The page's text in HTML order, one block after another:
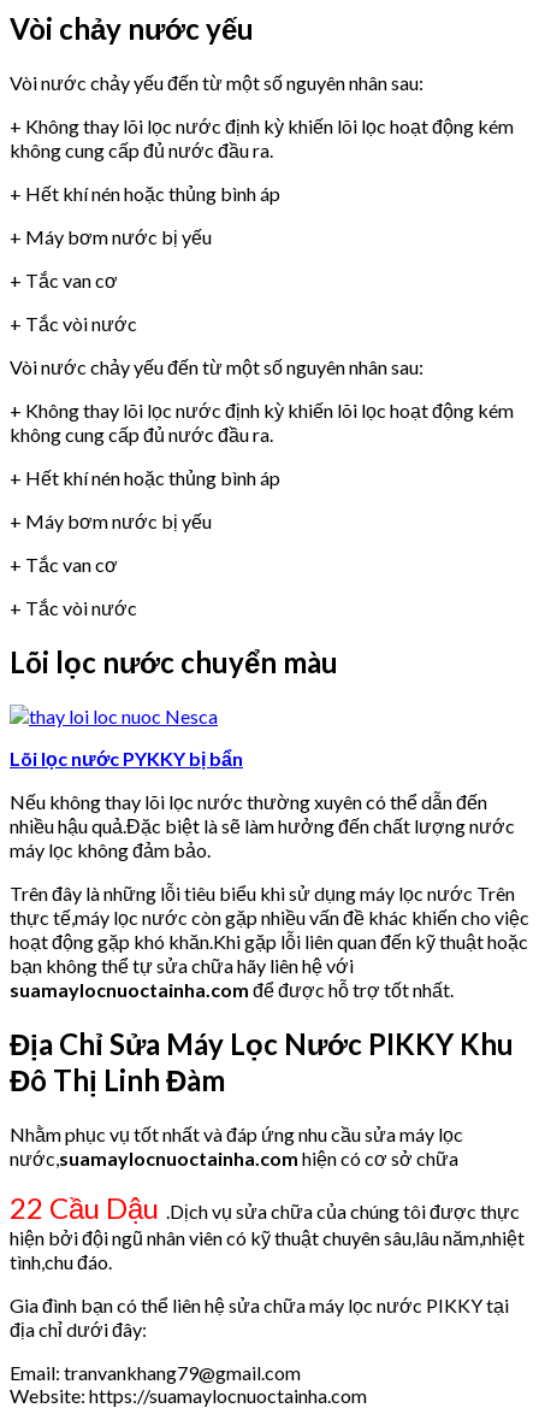
Vòi chảy nước yếu
Vòi nước chảy yếu đến từ một số nguyên nhân sau:
+ Không thay lõi lọc nước định kỳ khiến lõi lọc hoạt động kém
không cung cấp đủ nước đầu ra.
+ Hết khí nén hoặc thủng bình áp
+ Máy bơm nước bị yếu
+ Tắc van cơ
+ Tắc vòi nước
Vòi nước chảy yếu đến từ một số nguyên nhân sau:
+ Không thay lõi lọc nước định kỳ khiến lõi lọc hoạt động kém
không cung cấp đủ nước đầu ra.
+ Hết khí nén hoặc thủng bình áp
+ Máy bơm nước bị yếu
+ Tắc van cơ
+ Tắc vòi nước
Lõi lọc nước chuyển màu
Lõi lọc nước PYKKY bị bẩn
Nếu không thay lõi lọc nước thường xuyên có thể dẫn đến
nhiều hậu quả.Đặc biệt là sẽ làm hưởng đến chất lượng nước
máy lọc không đảm bảo.
Trên đây là những lỗi tiêu biểu khi sử dụng máy lọc nước Trên
thực tế,máy lọc nước còn gặp nhiều vấn đề khác khiến cho việc
hoạt động gặp khó khăn.Khi gặp lỗi liên quan đến kỹ thuật hoặc
bạn không thể tự sửa chữa hãy liên hệ với
suamaylocnuoctainha.com để được hỗ trợ tốt nhất.
Địa Chỉ Sửa Máy Lọc Nước PIKKY Khu
Đô Thị Linh Đàm
Nhằm phục vụ tốt nhất và đáp ứng nhu cầu sửa máy lọc
nước, suamaylocnuoctainha.com hiện có cơ sở chữa
22 Cầu Dậu .Dịch vụ sửa chữa của chúng tôi được thực
hiện bởi đội ngũ nhân viên có kỹ thuật chuyên sâu,lâu năm,nhiệt
tình,chu đáo.
Gia đình bạn có thể liên hệ sửa chữa máy lọc nước PIKKY tại
địa chỉ dưới đây:
Email: tranvankhang79@gmail.com
Website: https://suamaylocnuoctainha.com